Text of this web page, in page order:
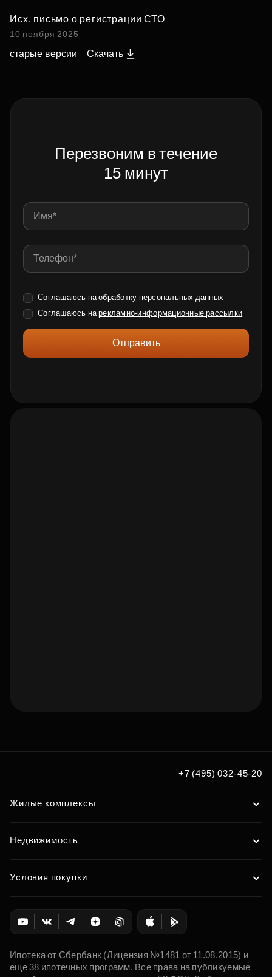
Исх. письмо о регистрации СТО
10 ноября 2025
старые версии Скачать
Перезвоним в течение
15 минут
Соглашаюсь на обработку персональных данных
Соглашаюсь нарекламно-информационные рассылки
Отправить
по удобным вам параметрам
+7 (495) 032-45-20
Жилые комплексы
Недвижимость
Условия покупки
Ипотека от Сбербанк (Лицензия №1481 от 11.08.2015) и
еще 38 ипотечных программ. Все права на публикуемые